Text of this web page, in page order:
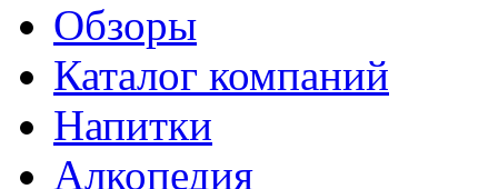
Обзоры
Каталог компаний
Напитки
Алкопедия